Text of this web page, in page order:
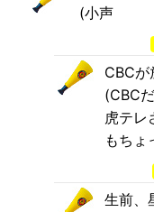
(小声
CBCが
(CBC
虎テレ
もちょ
生前、